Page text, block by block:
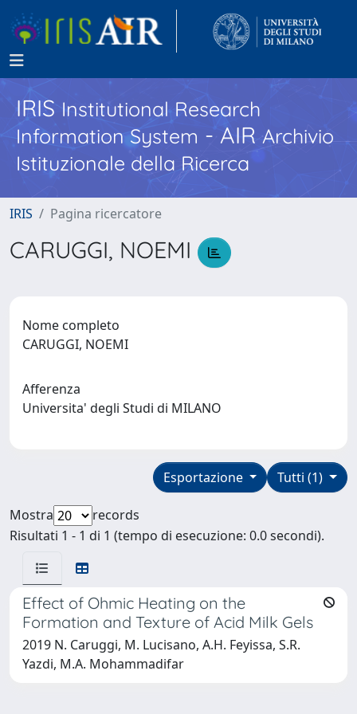
IRISInstitutional Research
Information System - AIR Archivio
Istituzionale della Ricerca
IRIS Pagina ricercatore
CARUGGI, NOEMI
Nome completo
CARUGGI, NOEMI
Afferenza
Universita' degli Studi di MILANO
Tutti (1)
Esportazione
Mostra
records
Risultati 1 - 1 di 1 (tempo di esecuzione: 0.0 secondi).
Effect of Ohmic Heating on the
Formation and Texture of Acid Milk Gels
2019 N. Caruggi, M. Lucisano, A.H. Feyissa, S.R.
Yazdi, M.A. Mohammadifar